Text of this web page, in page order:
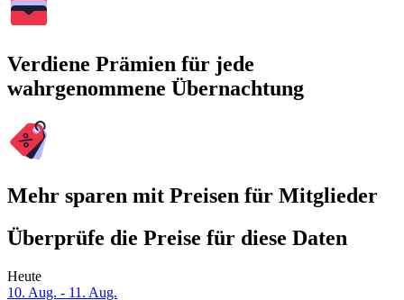
Verdiene Prämien für jede
wahrgenommene Übernachtung
Mehr sparen mit Preisen für Mitglieder
Überprüfe die Preise für diese Daten
Heute
10. Aug. - 11. Aug.